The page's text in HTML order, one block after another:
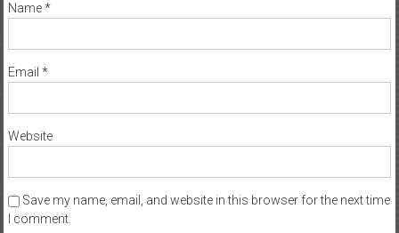
Name*
Email *
Website
Save my name, email, and website in this browser for the next time
I comment.